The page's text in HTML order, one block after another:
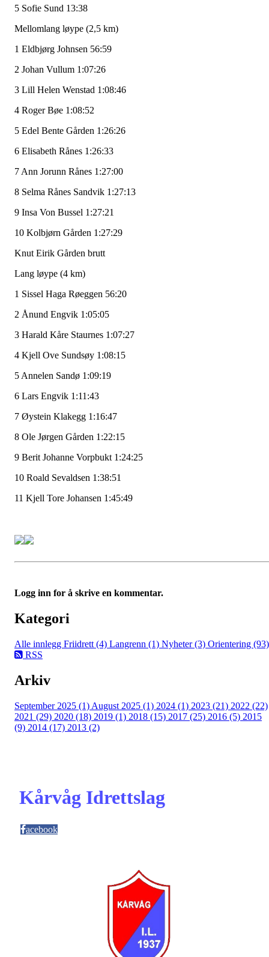
5 Sofie Sund 13:38
Mellomlang løype (2,5 km)
1 Eldbjørg Johnsen 56:59
2 Johan Vullum 1:07:26
3 Lill Helen Wenstad 1:08:46
4 Roger Bøe 1:08:52
5 Edel Bente Gården 1:26:26
6 Elisabeth Rånes 1:26:33
7 Ann Jorunn Rånes 1:27:00
8 Selma Rånes Sandvik 1:27:13
9 Insa Von Bussel 1:27:21
10 Kolbjørn Gården 1:27:29
Knut Eirik Gården brutt
Lang løype (4 km)
1 Sissel Haga Røeggen 56:20
2 Ånund Engvik 1:05:05
3 Harald Kåre Staurnes 1:07:27
4 Kjell Ove Sundsøy 1:08:15
5 Annelen Sandø 1:09:19
6 Lars Engvik 1:11:43
7 Øystein Klakegg 1:16:47
8 Ole Jørgen Gården 1:22:15
9 Berit Johanne Vorpbukt 1:24:25
10 Roald Sevaldsen 1:38:51
11 Kjell Tore Johansen 1:45:49
Logg inn for å skrive en kommentar.
Kategori
Alle innlegg Friidrett (4) Langrenn (1) Nyheter (3) Orientering (93)
RSS
Arkiv
September 2025 (1) August 2025 (1) 2024 (1) 2023 (21) 2022 (22)
2021 (29) 2020 (18) 2019 (1) 2018 (15) 2017 (25) 2016 (5) 2015
(9) 2014 (17) 2013 (2)
Kårvåg Idrettslag
acebook